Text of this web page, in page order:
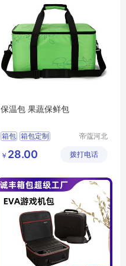
保温包 果蔬保鲜包
箱包 箱包定制
箱包厂家
帝蔻河北
有限公司
￥ 28.00 拨打电话